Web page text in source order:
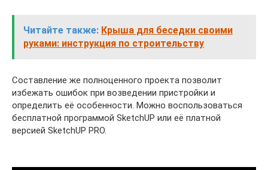
Читайте также: Крыша для беседки своими
руками: инструкция по строительству
Составление же полноценного проекта позволит
избежать ошибок при возведении пристройки и
определить её особенности. Можно воспользоваться
бесплатной программой SketchUP или её платной
версией SketchUP PRO.